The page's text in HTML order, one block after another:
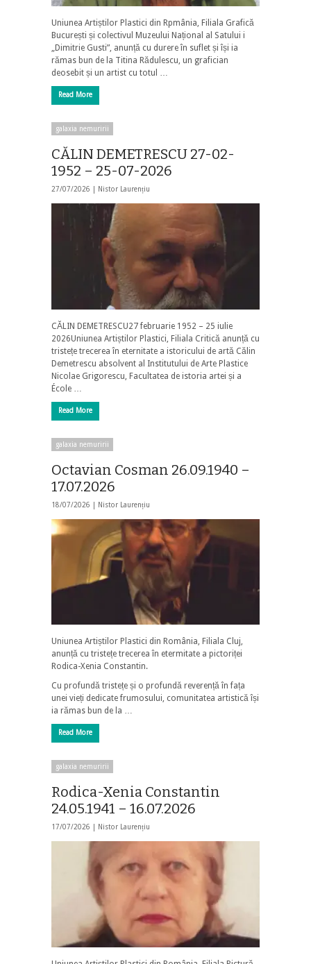
Uniunea Artiștilor Plastici din Rpmânia, Filiala Grafică
București și colectivul Muzeului Național al Satului i
„Dimitrie Gusti”, anunță cu durere în suflet și își ia
rămas bun de la Titina Rădulescu, un grafician
deosebit și un artist cu totul …
Read More
galaxia nemuririi
CĂLIN DEMETRESCU 27-02-
1952 – 25-07-2026
27/07/2026 | Nistor Laurențiu
CĂLIN DEMETRESCU27 februarie 1952 – 25 iulie
2026Uniunea Artiștilor Plastici, Filiala Critică anunță cu
tristețe trecerea în eternitate a istoricului de artă Călin
Demetrescu absolvent al Institutului de Arte Plastice
Nicolae Grigorescu, Facultatea de istoria artei și a
École …
Read More
galaxia nemuririi
Octavian Cosman 26.09.1940 –
17.07.2026
18/07/2026 | Nistor Laurențiu
Uniunea Artiștilor Plastici din România, Filiala Cluj,
anunță cu tristețe trecerea în etermitate a pictoriței
Rodica-Xenia Constantin.
Cu profundă tristețe și o profundă reverență în fața
unei vieți dedicate frumosului, comunitatea artistică își
ia rămas bun de la …
Read More
galaxia nemuririi
Rodica-Xenia Constantin
24.05.1941 – 16.07.2026
17/07/2026 | Nistor Laurențiu